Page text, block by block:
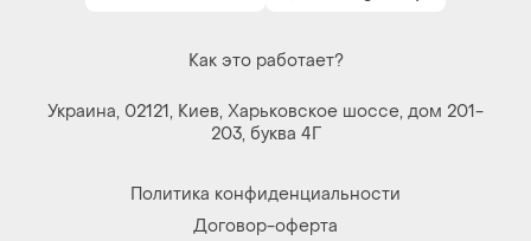
Как это работает?
Украина, 02121, Киев, Харьковское шоссе, дом 201-
203, буква 4Г
Политика конфиденциальности
Договор-оферта